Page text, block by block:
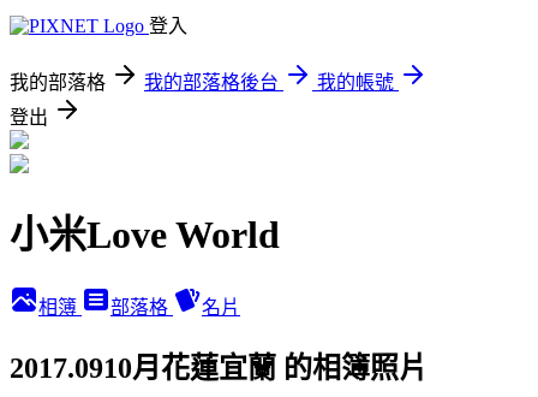
登入
我的部落格 我的部落格後台
我的帳號
登出
小米Love World
相簿 部落格 名片
2017.0910月花蓮宜蘭 的相簿照片